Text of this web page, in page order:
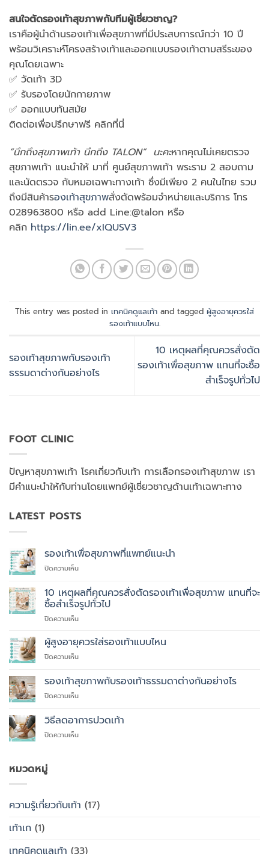
สนใจตัดรองเท้าสุขภาพกับทีมผู้เชี่ยวชาญ?
เราคือผู้นำด้านรองเท้าเพื่อสุขภาพที่มีประสบการณ์กว่า 10 ปี
พร้อมวิเคราะห์โครงสร้างเท้าและออกแบบรองเท้าตามสรีระของ
คุณโดยเฉพาะ
✅ วัดเท้า 3D
✅ รับรองโดยนักกายภาพ
✅ ออกแบบทันสมัย
ติดต่อเพื่อปรึกษาฟรี คลิกที่นี่
“นึกถึงสุขภาพเท้า นึกถึง TALON” นะคะหากคุณไม่เคยตรวจ
สุขภาพเท้า แนะนำให้ มาที่ ศูนย์สุขภาพเท้า พระราม 2 สอบถาม
และนัดตรวจ กับหมอเฉพาะทางเท้า ซึ่งมีเพียง 2 คนในไทย รวม
ถึงมีสินค้ารองเท้าสุขภาพสั่งตัดพร้อมจำหน่ายและบริการ โทร
028963800 หรือ add Line:@talon หรือ
คลิก https://lin.ee/xIQUSV3
This entry was posted in เทคนิคดูแลเท้า and tagged ผู้สูงอายุควรใส่
รองเท้าแบบไหน.
รองเท้าสุขภาพกับรองเท้า
ธรรมดาต่างกันอย่างไร
10 เหตุผลที่คุณควรสั่งตัด
รองเท้าเพื่อสุขภาพ แทนที่จะซื้อ
สำเร็จรูปทั่วไป
FOOT CLINIC
ปัญหาสุขภาพเท้า โรคเกี่ยวกับเท้า การเลือกรองเท้าสุขภาพ เรา
มีคำแนะนำให้กับท่านโดยแพทย์ผู้เชี่ยวชาญด้านเท้าเฉพาะทาง
LATEST POSTS
รองเท้าเพื่อสุขภาพที่แพทย์แนะนำ
ปิดความเห็นบน
เพื่อ
สุขภาพ
ที่
แพทย์
10 เหตุผลที่คุณควรสั่งตัดรองเท้าเพื่อสุขภาพ แทนที่จะ
ซื้อสำเร็จรูปทั่วไป
ปิดความเห็นบน
เหตุผล
คุณ
สั่ง
ตัด
รองเท้า
สุขภาพ
ผู้สูงอายุควรใส่รองเท้าแบบไหน
ปิดความเห็นบน
สูง
อายุ
ควร
รองเท้า
ไหน
รองเท้าสุขภาพกับรองเท้าธรรมดาต่างกันอย่างไร
ปิดความเห็นบน
สุขภาพ
กับ
รองเท้า
วิธีลดอาการปวดเท้า
ปิดความเห็นบน
หมวดหมู่
ความรู้เกี่ยวกับเท้า (17)
เท้าเก (1)
เทคนิคดูแลเท้า (33)